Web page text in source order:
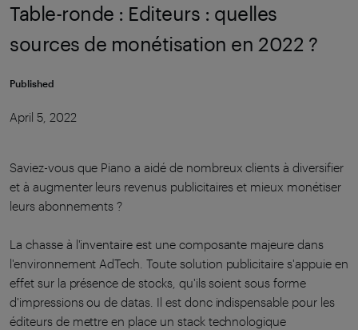
Table-ronde : Editeurs : quelles
sources de monétisation en 2022 ?
Published
April 5, 2022
Saviez-vous que Piano a aidé de nombreux clients à diversifier
et à augmenter leurs revenus publicitaires et mieux monétiser
leurs abonnements ?
La chasse à l'inventaire est une composante majeure dans
l'environnement AdTech. Toute solution publicitaire s'appuie en
effet sur la présence de stocks, qu'ils soient sous forme
d'impressions ou de datas. Il est donc indispensable pour les
éditeurs de mettre en place un stack technologique